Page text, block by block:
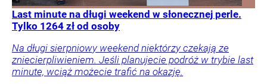
Last minute na długi weekend w słonecznej perle.
Tylko 1264 zł od osoby
Na długi sierpniowy weekend niektórzy czekają ze
zniecierpliwieniem. Jeśli planujecie podróż w trybie last
minute, wciąż możecie trafić na okazję.